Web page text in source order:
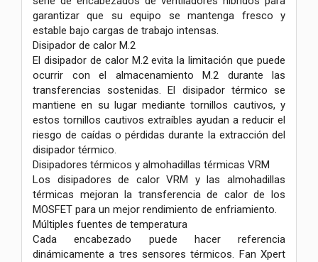
garantizar que su equipo se mantenga fresco y
estable bajo cargas de trabajo intensas.
Disipador de calor M.2
El disipador de calor M.2 evita la limitación que puede
ocurrir con el almacenamiento M.2 durante las
transferencias sostenidas. El disipador térmico se
mantiene en su lugar mediante tornillos cautivos, y
estos tornillos cautivos extraíbles ayudan a reducir el
riesgo de caídas o pérdidas durante la extracción del
disipador térmico.
Disipadores térmicos y almohadillas térmicas VRM
Los disipadores de calor VRM y las almohadillas
térmicas mejoran la transferencia de calor de los
MOSFET para un mejor rendimiento de enfriamiento.
Múltiples fuentes de temperatura
Cada encabezado puede hacer referencia
dinámicamente a tres sensores térmicos. Fan Xpert